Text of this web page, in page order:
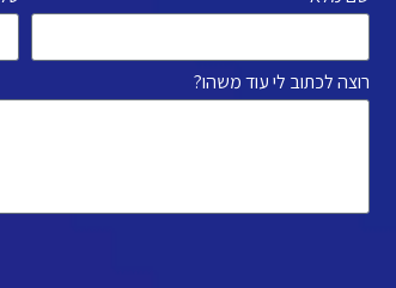
רוצה לכתוב לי עוד משהו?